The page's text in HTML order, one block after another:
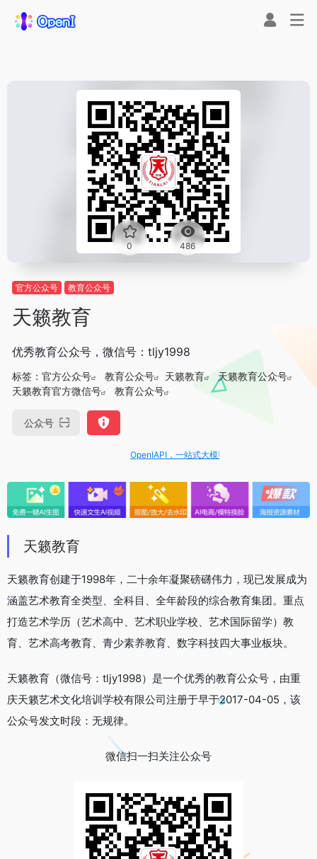
0 486
官方公众号 教育公众号
天籁教育
优秀教育公众号，微信号：tljy1998
标签： 官方公众号 教育公众号 天籁教育
天籁教育公众号
天籁教育官方微信号
教育公众号
公众号
OpenIAPI，一站式大模型API聚合平台
天籁教育
天籁教育创建于1998年，二十余年凝聚磅礴伟力，现已发展成为
涵盖艺术教育全类型、全科目、全年龄段的综合教育集团。重点
打造艺术学历（艺术高中、艺术职业学校、艺术国际留学）教
育、艺术高考教育、青少素养教育、数字科技四大事业板块。
天籁教育（微信号：tljy1998）是一个优秀的教育公众号，由重
庆天籁艺术文化培训学校有限公司注册于早于2017-04-05，该
公众号发文时段：无规律。
微信扫一扫关注公众号